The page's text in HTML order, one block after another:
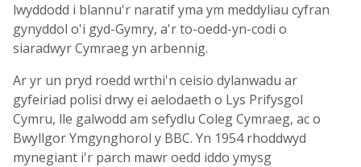
lwyddodd i blannu'r naratif yma ym meddyliau cyfran
gynyddol o'i gyd-Gymry, a'r to-oedd-yn-codi o
siaradwyr Cymraeg yn arbennig.
Ar yr un pryd roedd wrthi'n ceisio dylanwadu ar
gyfeiriad polisi drwy ei aelodaeth o Lys Prifysgol
Cymru, lle galwodd am sefydlu Coleg Cymraeg, ac o
Bwyllgor Ymgynghorol y BBC. Yn 1954 rhoddwyd
mynegiant i'r parch mawr oedd iddo ymysg